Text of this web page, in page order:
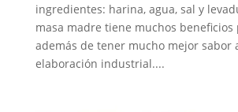
ingredientes: harina, agua, sal y
masa madre tiene muchos beneficios
además de tener mucho mejor sabor
elaboración industrial....